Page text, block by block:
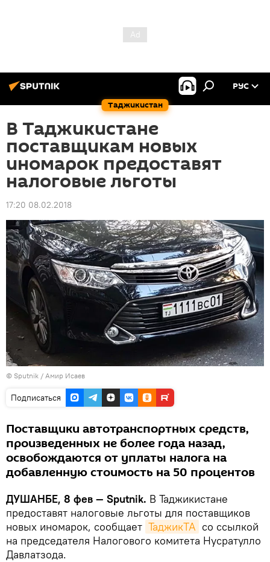
Таджикистан
РУС
В Таджикистане
поставщикам новых
иномарок предоставят
налоговые льготы
17:20 08.02.2018
© Sputnik / Амир Исаев
Подписаться
Поставщики автотранспортных средств,
произведенных не более года назад,
освобождаются от уплаты налога на
добавленную стоимость на 50 процентов
ДУШАНБЕ, 8 фев — Sputnik. В Таджикистане
предоставят налоговые льготы для поставщиков
новых иномарок, сообщает ТаджикТА со ссылкой
на председателя Налогового комитета Нусратулло
Давлатзода.